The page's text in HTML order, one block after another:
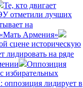
Те, кто двигает
отметили лучших
на
Армения»
сцене историческую
лидировать на ряде
Оппозиция
избирательных
лидирует в